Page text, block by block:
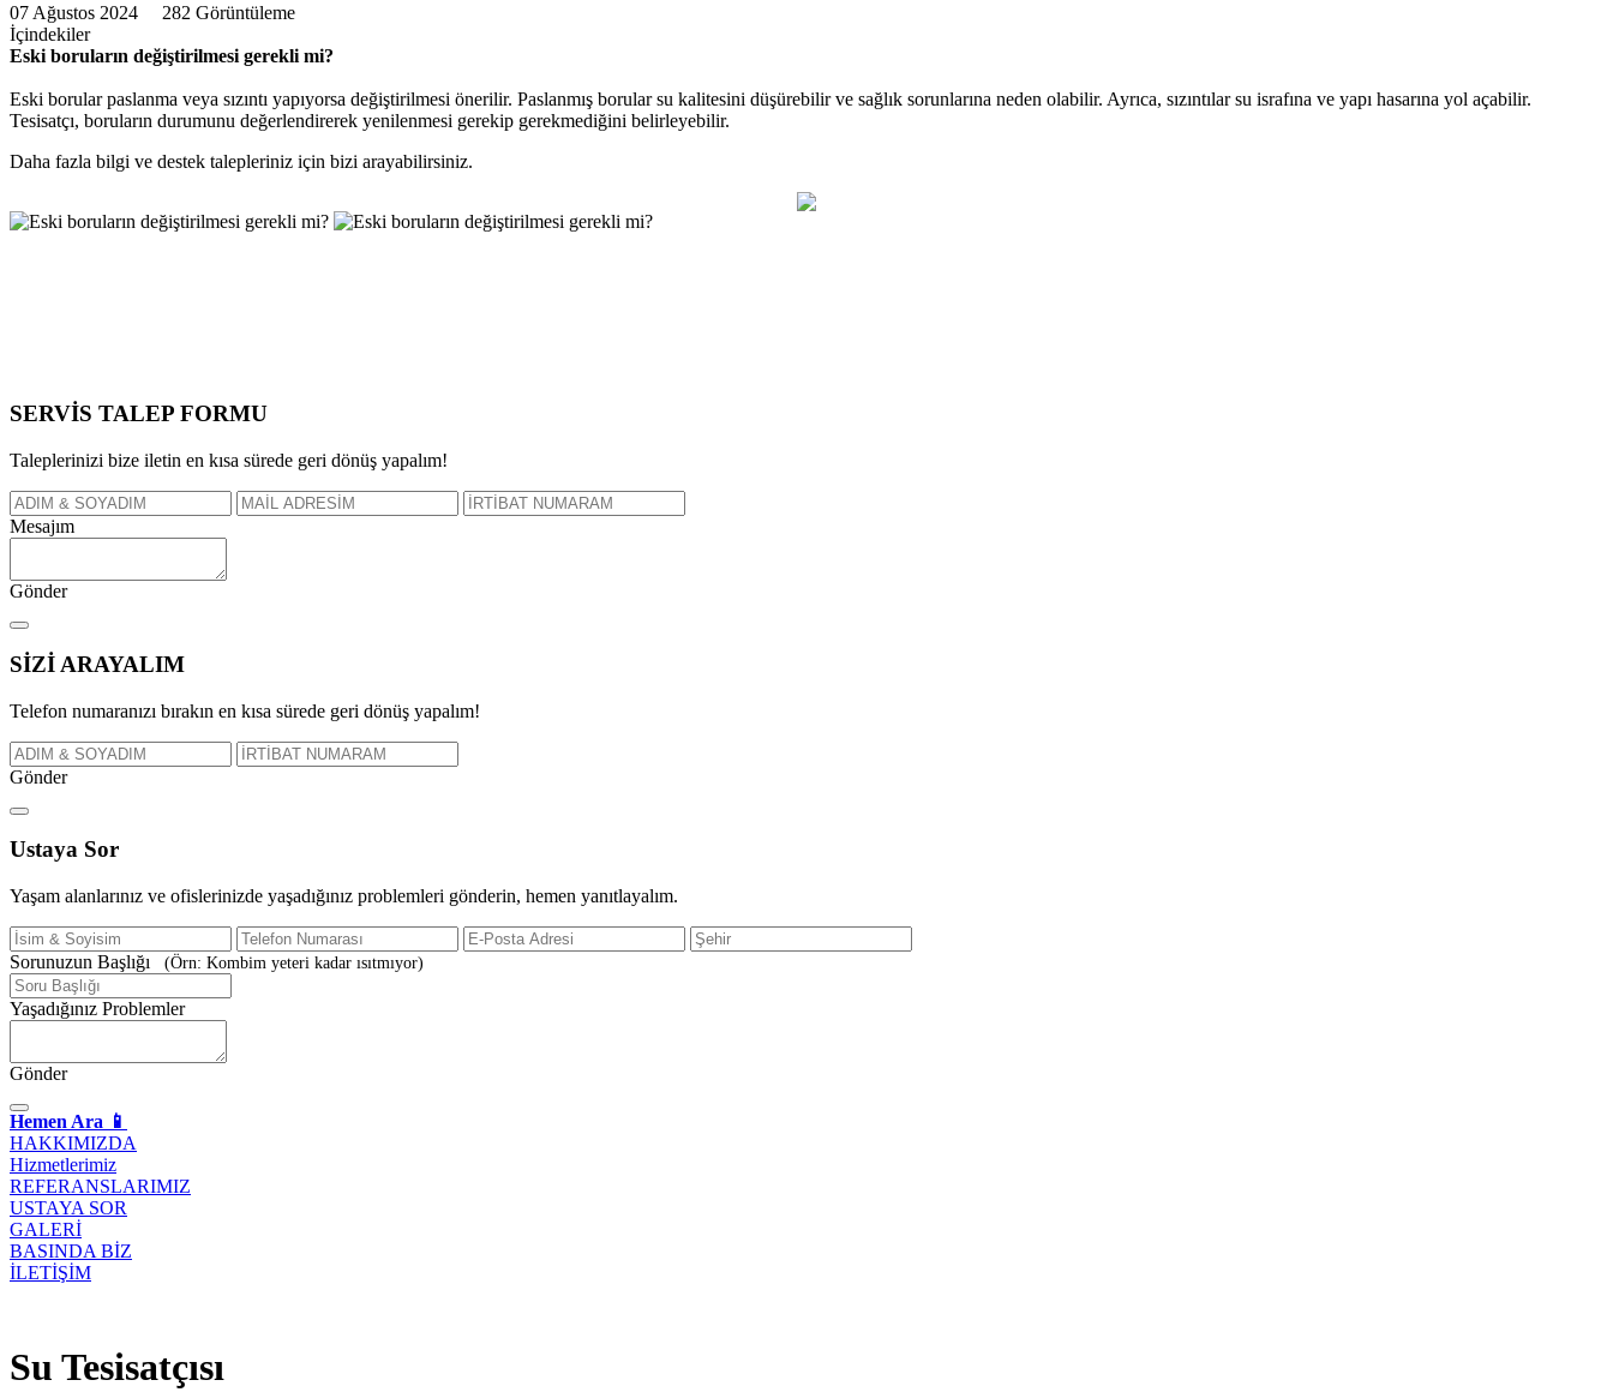
07 Ağustos 2024 282 Görüntüleme
İçindekiler
Eski boruların değiştirilmesi gerekli mi?
Eski borular paslanma veya sızıntı yapıyorsa değiştirilmesi önerilir. Paslanmış borular su kalitesini düşürebilir ve sağlık sorunlarına neden olabilir. Ayrıca, sızıntılar su israfına ve yapı hasarına yol açabilir.
Tesisatçı, boruların durumunu değerlendirerek yenilenmesi gerekip gerekmediğini belirleyebilir.
Daha fazla bilgi ve destek talepleriniz için bizi arayabilirsiniz.
SERVİS TALEP FORMU
Taleplerinizi bize iletin en kısa sürede geri dönüş yapalım!
Mesajım
Gönder
SİZİ ARAYALIM
Telefon numaranızı bırakın en kısa sürede geri dönüş yapalım!
Gönder
Ustaya Sor
Yaşam alanlarınız ve ofislerinizde yaşadığınız problemleri gönderin, hemen yanıtlayalım.
Sorunuzun Başlığı (Örn: Kombim yeteri kadar ısıtmıyor)
Yaşadığınız Problemler
Gönder
Hemen Ara 📱
HAKKIMIZDA
Hizmetlerimiz
REFERANSLARIMIZ
USTAYA SOR
GALERİ
BASINDA BİZ
İLETİŞİM
Su Tesisatçısı